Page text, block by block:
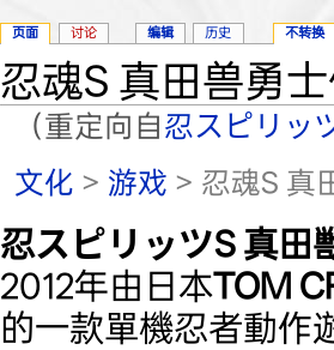
忍魂S 真田兽勇
（重定向自忍スピリッ
文化 > 游戏 > 忍魂S 真
忍スピリッツS 真田
2012年由日本TOM
的一款單機忍者動作
页面 讨论 编辑 历史 不转换